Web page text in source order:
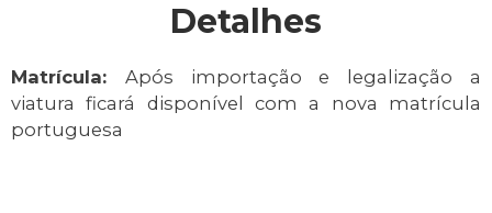
Detalhes
Matrícula: Após importação e legalização a
viatura ficará disponível com a nova matrícula
portuguesa